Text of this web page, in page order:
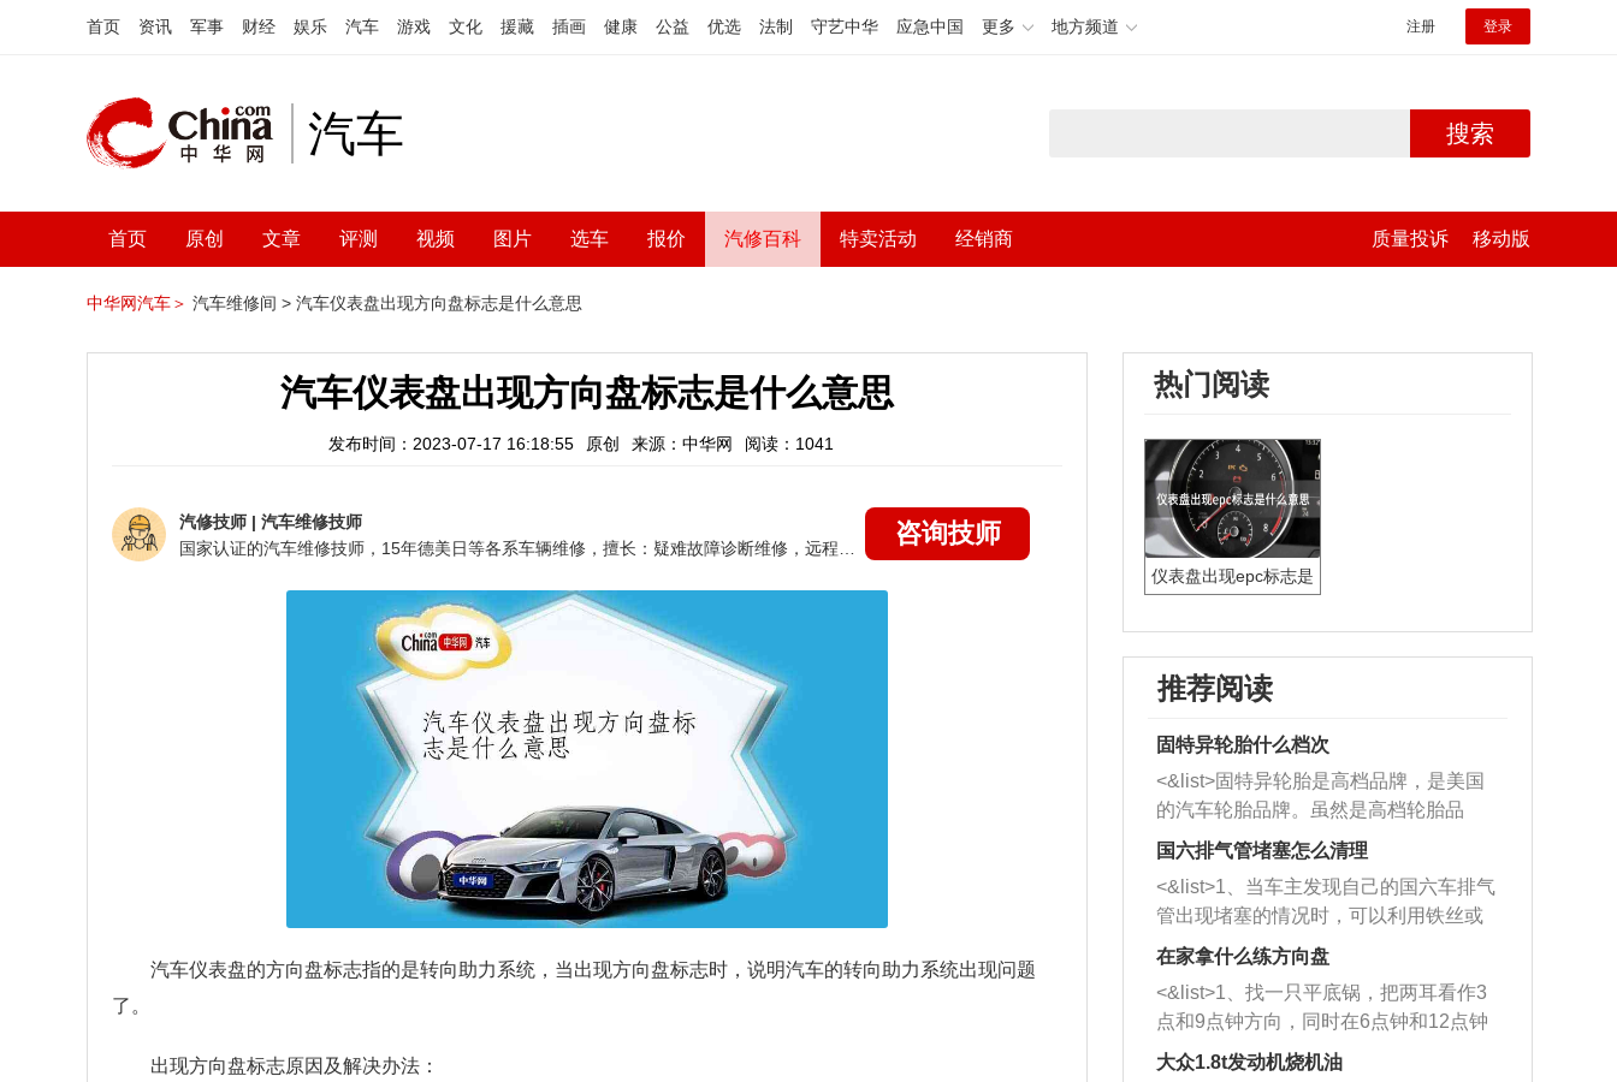
首页 资讯 军事 财经 娱乐 汽车 游戏 文化 援藏 插画 健康 公益 优选 法制 守艺中华 应急中国 更多 地方频道 注册 登录
汽车 搜索
首页 原创 文章 评测 视频 图片 选车 报价 汽修百科 特卖活动 经销商 质量投诉 移动版
中华网汽车＞ 汽车维修间 > 汽车仪表盘出现方向盘标志是什么意思
汽车仪表盘出现方向盘标志是什么意思
发布时间：2023-07-17 16:18:55 原创 来源：中华网 阅读：1041
汽修技师 | 汽车维修技师
咨询技师
汽车仪表盘的方向盘标志指的是转向助力系统，当出现方向盘标志时，说明汽车的转向助力系统出现问题
了。
出现方向盘标志原因及解决办法：
热门阅读
仪表盘出现epc标志是
推荐阅读
固特异轮胎什么档次
<&list>固特异轮胎是高档品牌，是美国
的汽车轮胎品牌。虽然是高档轮胎品
牌，但是中高低端的轮胎都有生产，这
也是为了更好的开拓市场。
国六排气管堵塞怎么清理
<&list>1、当车主发现自己的国六车排气
管出现堵塞的情况时，可以利用铁丝或
者是细棍，直接将杂物给取出来，如果
堵塞情况比较严重，也可以采取应急措
施。 <&list>2、直接利用木棍将所有的
杂物推到排气管里面的位置处，然后将
三元催化器拆解开，就可以将堵塞的东
在家拿什么练方向盘
<&list>1、找一只平底锅，把两耳看作3
点和9点钟方向，同时在6点钟和12点钟
方向做一个标记。 <&list>2、双手握住
大众1.8t发动机烧机油